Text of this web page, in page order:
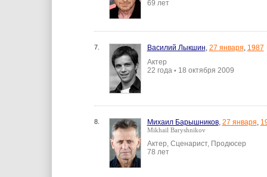
69 лет
7. Василий Лыкшин, 27 января, 1987
Актер
22 года • 18 октября 2009
8. Михаил Барышников, 27 января,
Mikhail Baryshnikov
Актер, Сценарист, Продюсер
78 лет